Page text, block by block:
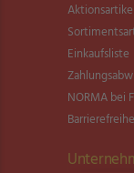
Aktionsartikel
Einkaufsliste
NORMA bei